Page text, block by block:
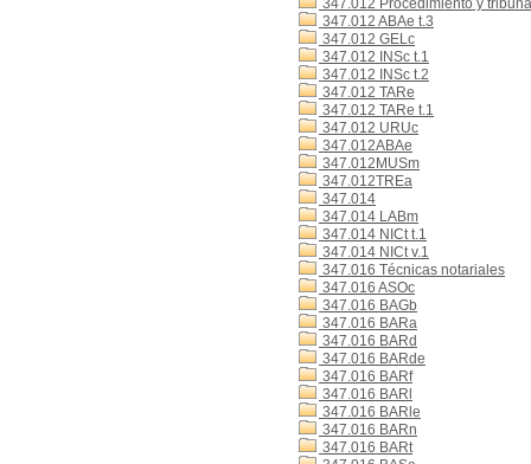
347.012 Procedimiento y
347.012 ABAe t.3
347.012 GELc
347.012 INSc t.1
347.012 INSc t.2
347.012 TARe
347.012 TARe t.1
347.012 URUc
347.012ABAe
347.012MUSm
347.012TREa
347.014
347.014 LABm
347.014 NICt t.1
347.014 NICt v.1
347.016 Técnicas notariales
347.016 ASOc
347.016 BAGb
347.016 BARa
347.016 BARd
347.016 BARde
347.016 BARf
347.016 BARl
347.016 BARle
347.016 BARn
347.016 BARt